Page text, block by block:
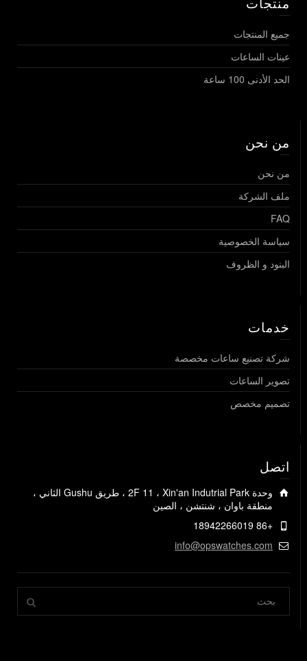
جميع المنتجات
عينات الساعات
الحد الأدنى 100 ساعة
من نحن
من نحن
ملف الشركة
FAQ
سياسة الخصوصية
البنود و الظروف
خدمات
شركة تصنيع ساعات مخصصة
تصوير الساعات
تصميم مخصص
اتصل
وحدة 2F 11 ، Xin'an Indutrial Park ، طريق Gushu الثاني ،
منطقة باوان ، شنتشن ، الصين
+86 18942266019
info@opswatches.com